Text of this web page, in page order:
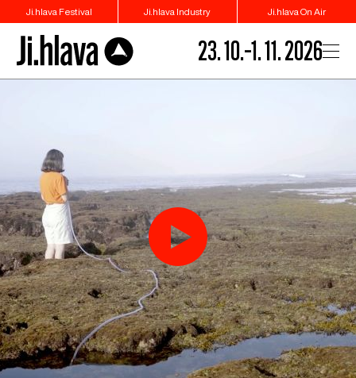
Ji.hlava Festival Ji.hlava Industry Ji.hlava On Air
23. 10.–1. 11. 2026